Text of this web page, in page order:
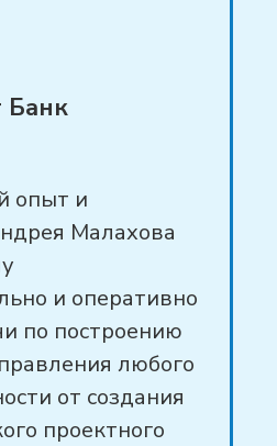
опыт и
Малахова
и оперативно
по построению
любого
от создания
проектного